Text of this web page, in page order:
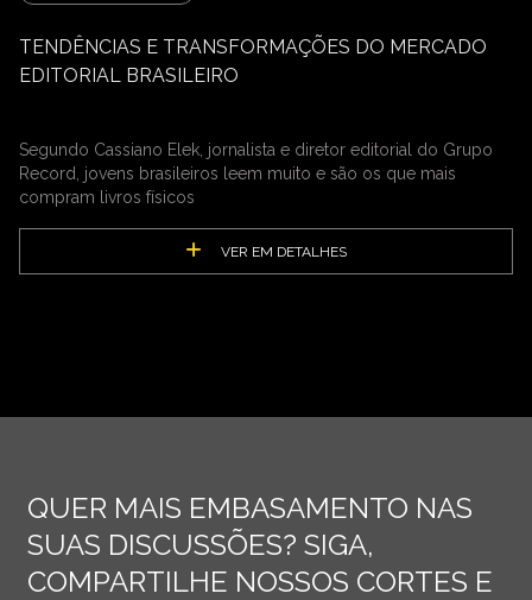
TENDÊNCIAS E TRANSFORMAÇÕES DO MERCADO
EDITORIAL BRASILEIRO
Segundo Cassiano Elek, jornalista e diretor editorial do Grupo
Record, jovens brasileiros leem muito e são os que mais
compram livros físicos
VER EM DETALHES
QUER MAIS EMBASAMENTO NAS
SUAS DISCUSSÕES? SIGA,
COMPARTILHE NOSSOS CORTES E